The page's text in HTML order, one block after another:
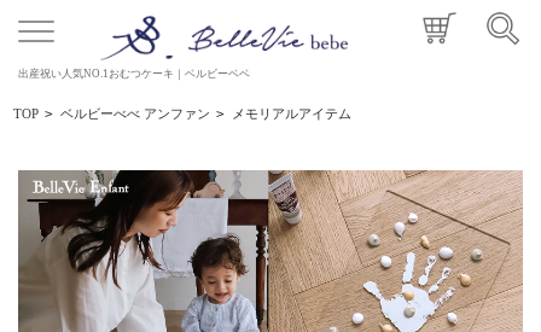
出産祝い人気NO.1おむつケーキ｜ベルビーベベ
TOP > ベルビーべべ アンファン > メモリアルアイテム